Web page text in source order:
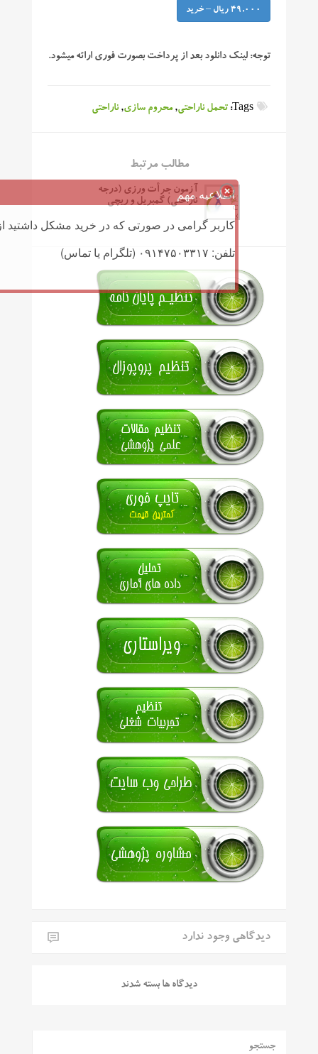
49,000 ریال – خرید
توجه: لینک دانلود بعد از پرداخت بصورت فوری ارائه میشود.
Tags: تحمل ناراحتی,محروم سازی,ناراحتی
مطالب مرتبط
آزمون جرأت ورزی (درجه
ناراحتی) گمبریل و ریچی
دیدگاهی وجود ندارد
دیدگاه ها بسته شدند
جستجو
اطلاعیه مهم
کاربر گرامی در صورتی که در خرید مشکل داشتید
تلفن: ۰۹۱۴۷۵۰۳۳۱۷ (تلگرام یا تماس)